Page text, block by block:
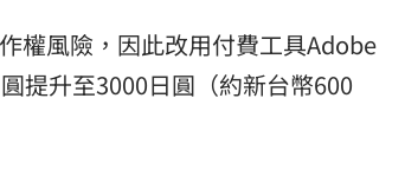
權風險，因此改用付費工具Adobe
提升至3000日圓（約新台幣600